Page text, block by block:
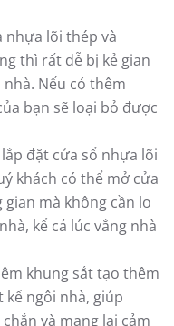
nhựa lõi thép và
thì rất dễ bị kẻ gian
Nếu có thêm
bạn sẽ loại bỏ được
lắp đặt cửa sổ nhựa lõi
khách có thể mở cửa
mà không cần lo
kể cả lúc vắng nhà
khung sắt tạo thêm
ngôi nhà, giúp
và mang lại cảm